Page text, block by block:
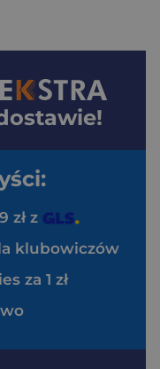
zł z
klubowiczów
za 1 zł